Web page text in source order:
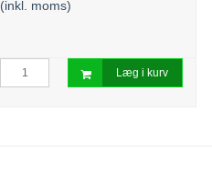
(inkl. moms)
Læg i kurv